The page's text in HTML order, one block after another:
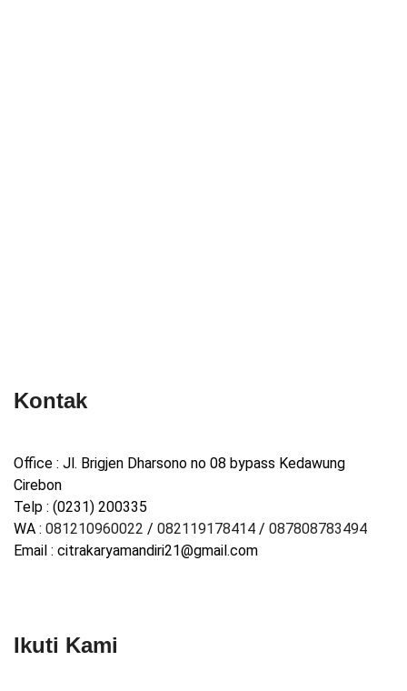
Kontak
Office : Jl. Brigjen Dharsono no 08 bypass Kedawung
Cirebon
Telp : (0231) 200335
WA : 081210960022 / 082119178414 / 087808783494
Email : citrakaryamandiri21@gmail.com
Ikuti Kami